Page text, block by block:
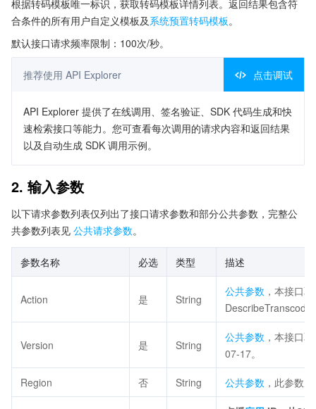
根据转码模板唯一标识，获取转码模板详情列表。返回结果包含符
合条件的所有用户自定义模板及系统预置转码模板。
默认接口请求频率限制：100次/秒。
推荐使用 API Explorer 点击调试
API Explorer 提供了在线调用、签名验证、SDK 代码生成和快
速检索接口等能力。您可查看每次调用的请求内容和返回结果
以及自动生成 SDK 调用示例。
2. 输入参数
以下请求参数列表仅列出了接口请求参数和部分公共参数，完整公
共参数列表见 公共请求参数。
参数名称 必选 类型 描述
Action 是 String
公共参数 ，本接口
Version 是 String
公共参数 ，本接口
07-17。
Region 否 String 公共参数 ，此参数